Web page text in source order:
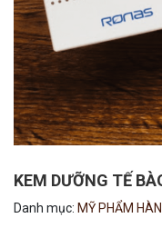
KEM DƯỠNG TẾ
Danh mục: MỸ PHẨM